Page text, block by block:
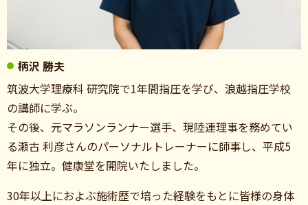
柄沢 勝夫
筑波大学理療科 研究院で1年間指圧を学び、浪越指圧学校
の講師に学ぶ。
その後、元マラソンランナー選手、現陸連理事を務めてい
る瀬古 利彦さんのパーソナルトレーナーに師事し、平成5
年に独立。健康堂を開院いたしました。
30年以上におよぶ施術歴で培った経験をもとに皆様の身体